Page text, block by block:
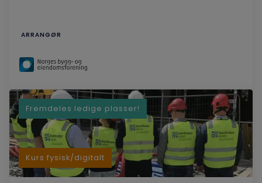
ARRANGØR
Kurs fysisk/digitalt
Fremdeles ledige plasser!